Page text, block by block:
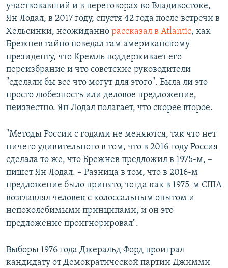
участвовавший и в переговорах во Владивостоке,
Ян Лодал, в 2017 году, спустя 42 года после встречи в
Хельсинки, неожиданно рассказал в Atlantic, как
Брежнев тайно поведал там американскому
президенту, что Кремль поддерживает его
переизбрание и что советские руководители
"сделали бы все что могут для этого". Была ли это
просто любезность или деловое предложение,
неизвестно. Ян Лодал полагает, что скорее второе.
"Методы России с годами не меняются, так что нет
ничего удивительного в том, что в 2016 году Россия
сделала то же, что Брежнев предложил в 1975-м, –
пишет Ян Лодал. – Разница в том, что в 2016-м
предложение было принято, тогда как в 1975-м США
возглавлял человек с колоссальным опытом и
непоколебимыми принципами, и он это
предложение проигнорировал".
Выборы 1976 года Джеральд Форд проиграл
кандидату от Демократической партии Джимми